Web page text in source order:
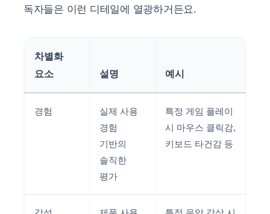
독자들은 이런 디테일에 열광하거든요.
차별화
요소
설명 예시
경험
실제 사용
경험
기반의
솔직한
평가
특정 게임 플레이
시 마우스 클릭감,
키보드 타건감 등